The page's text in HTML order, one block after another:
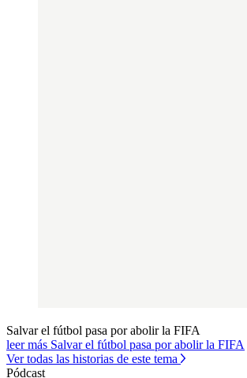
Salvar el fútbol pasa por abolir la FIFA
leer más Salvar el fútbol pasa por abolir la FIFA
Ver todas las historias de este tema
Pódcast